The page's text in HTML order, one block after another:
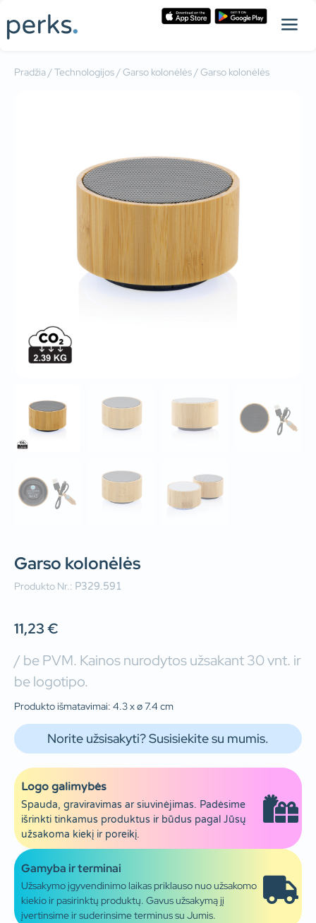
Pradžia/Technologijos/Garso kolonėlės/ Garso kolonėlės
Garso kolonėlės
Produkto Nr.: P329.591
11,23€
/ be PVM. Kainos nurodytos užsakant 30 vnt. ir
be logotipo.
Produkto išmatavimai: 4.3 x ø 7.4 cm
Norite užsisakyti? Susisiekite su mumis.
Logo galimybės
Spauda, graviravimas ar siuvinėjimas. Padėsime
išrinkti tinkamus produktus ir būdus pagal Jūsų
užsakoma kiekį ir poreikį.
Gamyba ir terminai
Užsakymo įgyvendinimo laikas priklauso nuo užsakomo
kiekio ir pasirinktų produktų. Gavus užsakymą jį
įvertinsime ir suderinsime terminus su Jumis.